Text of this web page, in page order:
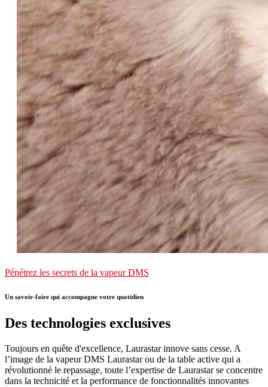
Pénétrez les secrets de la vapeur DMS
Un savoir-faire qui accompagne votre quotidien
Des technologies exclusives
Toujours en quête d'excellence, Laurastar innove sans cesse. A
l’image de la vapeur DMS Laurastar ou de la table active qui a
révolutionné le repassage, toute l’expertise de Laurastar se concentre
dans la technicité et la performance de fonctionnalités innovantes